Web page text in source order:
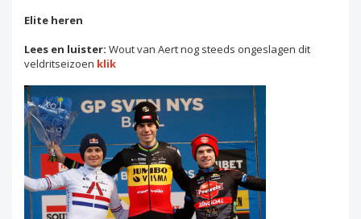
Elite heren
Lees en luister: Wout van Aert nog steeds ongeslagen dit
veldritseizoen klik